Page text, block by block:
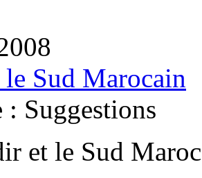
Sud Marocain
: Suggestions
et le Sud